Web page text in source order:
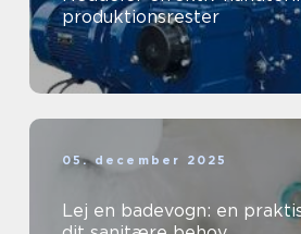
produktionsrester
05. december 2025
Lej en badevogn: en